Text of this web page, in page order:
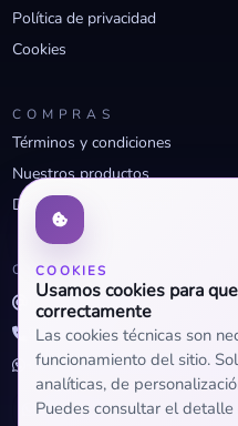
COOKIES
Usamos cookies para
correctamente
Las cookies técnicas son
funcionamiento del sitio.
analíticas, de
Puedes consultar el detalle
Política de privacidad
Cookies
COMPRAS
Términos y condiciones
Nuestros productos
Descuentos profesionales
CONTACTO
info@openclima.com
919 32 73 23
+34 623 56 04 93 (WhatsApp)